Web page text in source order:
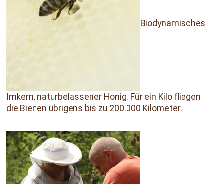
Biodynamisches
Imkern, naturbelassener Honig. Für ein Kilo fliegen
die Bienen übrigens bis zu 200.000 Kilometer.